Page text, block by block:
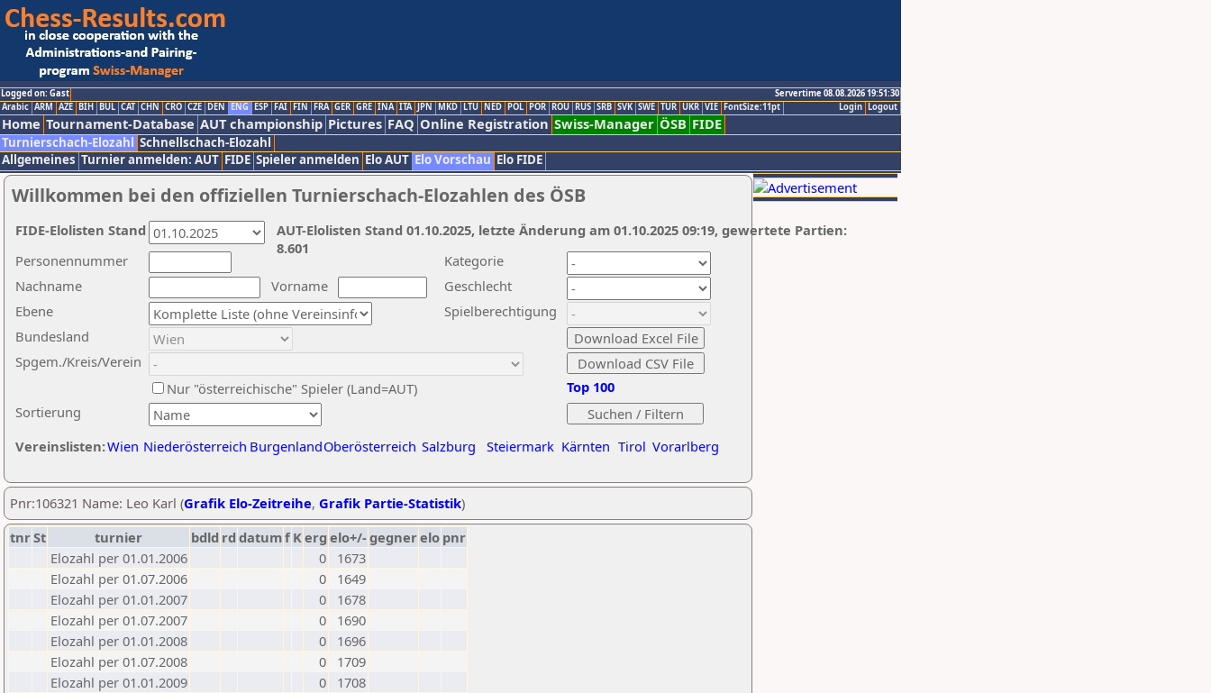
Logged on: Gast
Servertime 08.08.2026 19:51:30
Logout
Login
Arabic ARM AZE BIH BUL CAT CHN CRO CZE DEN ENG ESP FAI FIN FRA GER GRE INA ITA JPN MKD LTU NED POL POR ROU RUS SRB SVK SWE TUR UKR VIE FontSize:11pt
Home Tournament-Database AUT championship Pictures FAQ Online Registration Swiss-Manager ÖSB FIDE
Turnierschach-Elozahl Schnellschach-Elozahl
Allgemeines Turnier anmelden: AUT FIDE Spieler anmelden Elo AUT Elo Vorschau Elo FIDE
Willkommen bei den offiziellen Turnierschach-Elozahlen des ÖSB
Nachname
Vorname
Ebene
Kategorie
Sortierung
Personennummer
Bundesland
Spgem./Kreis/Verein
Geschlecht
Nur "österreichische" Spieler (Land=AUT)
Spielberechtigung
Vereinslisten:Wien Niederösterreich BurgenlandOberösterreich Salzburg Steiermark Kärnten Tirol Vorarlberg
Top 100
AUT-Elolisten Stand 01.10.2025, letzte Änderung am 01.10.2025 09:19, gewertete Partien:
8.601
FIDE-Elolisten Stand
Pnr:106321 Name: Leo Karl (Grafik Elo-Zeitreihe, Grafik Partie-Statistik)
tnrSt turnier bdld rd datumf Kerg elo+/-gegnerelo pnr
Elozahl per 01.01.2006
0
1673
Elozahl per 01.07.2006
0
1649
Elozahl per 01.01.2007
0
1678
Elozahl per 01.07.2007
0
1690
Elozahl per 01.01.2008
0
1696
Elozahl per 01.07.2008
0
1709
Elozahl per 01.01.2009
0
1708